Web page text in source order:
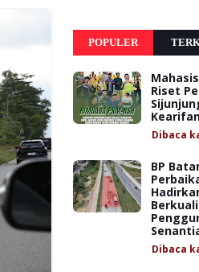
POPULER
Riset
Dibaca
BP
Dibaca